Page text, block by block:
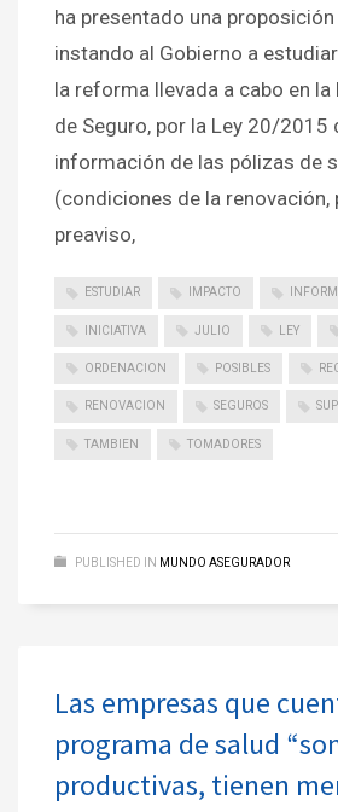
ha presentado una
instando al Gobierno a
la reforma llevada a cabo en la
de Seguro, por la Ley 20/2015
información de las pólizas de
(condiciones de la renovación,
preaviso,
ESTUDIAR IMPACTO
INICIATIVA JULIO LEY
ORDENACION POSIBLES
RENOVACION SEGUROS
TAMBIEN TOMADORES
PUBLISHED IN MUNDO ASEGURADOR
Las empresas que
programa de salud
productivas, tienen